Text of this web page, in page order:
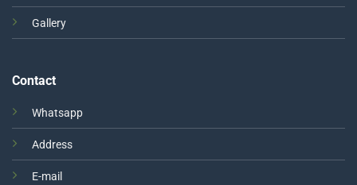
Gallery
Contact
Whatsapp
Address
E-mail